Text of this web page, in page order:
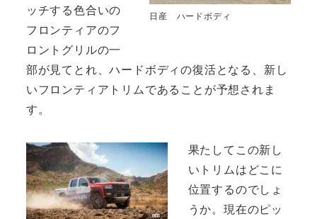
日産 ハードボディ
ッチする色合いの
フロンティアのフ
ロントグリルの一
部が見てとれ、ハードボディの復活となる、新し
いフロンティアトリムであることが予想されま
す。
果たしてこの新し
いトリムはどこに
位置するのでしょ
うか。現在のピッ